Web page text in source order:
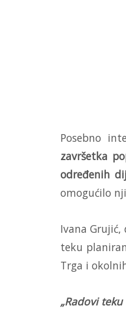
Posebno
završetka
određenih
omogućilo
Ivana
teku
Trga i
„Radovi